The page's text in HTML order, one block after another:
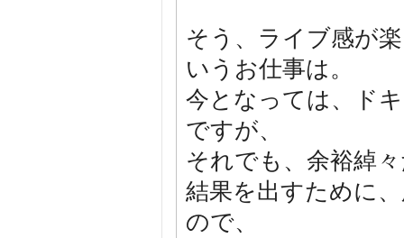
そう、ライブ感が
いうお仕事は。
今となっては、ド
ですが、
それでも、余裕綽
結果を出すために
ので、